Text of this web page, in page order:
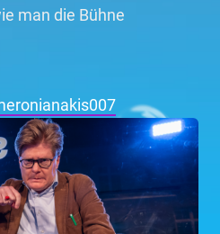
man die Bühne